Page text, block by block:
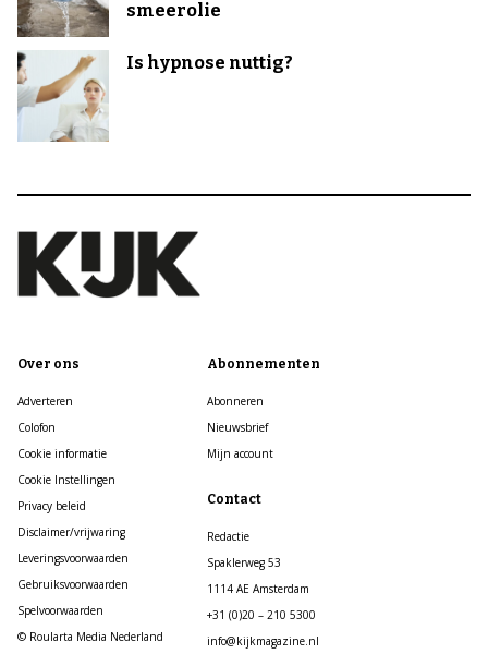
smeerolie
Is hypnose nuttig?
Over ons
Adverteren
Colofon
Cookie informatie
Cookie Instellingen
Privacy beleid
Disclaimer/vrijwaring
Leveringsvoorwaarden
Gebruiksvoorwaarden
Spelvoorwaarden
© Roularta Media Nederland
Abonnementen
Abonneren
Nieuwsbrief
Mijn account
Contact
Redactie
Spaklerweg 53
1114 AE Amsterdam
+31 (0)20 – 210 5300
info@kijkmagazine.nl